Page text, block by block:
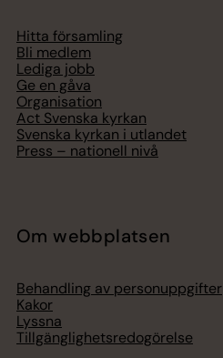
Hitta församling
Bli medlem
Lediga jobb
Ge en gåva
Organisation
Act Svenska kyrkan
Svenska kyrkan i utlandet
Press – nationell nivå
Om webbplatsen
Behandling av personuppgifter
Kakor
Lyssna
Tillgänglighetsredogörelse